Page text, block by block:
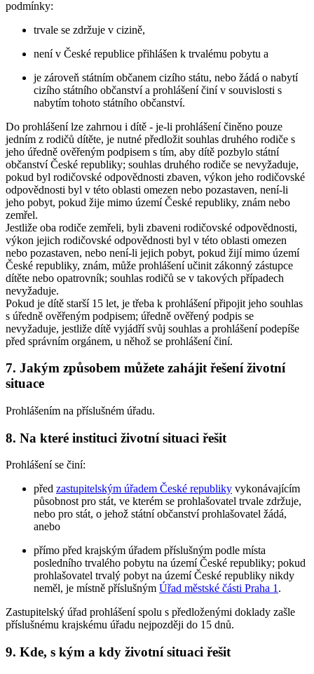
podmínky:
trvale se zdržuje v cizině,
není v České republice přihlášen k trvalému pobytu a
je zároveň státním občanem cizího státu, nebo žádá o nabytí
cizího státního občanství a prohlášení činí v souvislosti s
nabytím tohoto státního občanství.
Do prohlášení lze zahrnou i dítě - je-li prohlášení činěno pouze
jedním z rodičů dítěte, je nutné předložit souhlas druhého rodiče s
jeho úředně ověřeným podpisem s tím, aby dítě pozbylo státní
občanství České republiky; souhlas druhého rodiče se nevyžaduje,
pokud byl rodičovské odpovědnosti zbaven, výkon jeho rodičovské
odpovědnosti byl v této oblasti omezen nebo pozastaven, není-li
jeho pobyt, pokud žije mimo území České republiky, znám nebo
zemřel.
Jestliže oba rodiče zemřeli, byli zbaveni rodičovské odpovědnosti,
výkon jejich rodičovské odpovědnosti byl v této oblasti omezen
nebo pozastaven, nebo není-li jejich pobyt, pokud žijí mimo území
České republiky, znám, může prohlášení učinit zákonný zástupce
dítěte nebo opatrovník; souhlas rodičů se v takových případech
nevyžaduje.
Pokud je dítě starší 15 let, je třeba k prohlášení připojit jeho souhlas
s úředně ověřeným podpisem; úředně ověřený podpis se
nevyžaduje, jestliže dítě vyjádří svůj souhlas a prohlášení podepíše
před správním orgánem, u něhož se prohlášení činí.
7. Jakým způsobem můžete zahájit řešení životní
situace
Prohlášením na příslušném úřadu.
8. Na které instituci životní situaci řešit
Prohlášení se činí:
před zastupitelským úřadem České republiky vykonávajícím
působnost pro stát, ve kterém se prohlašovatel trvale zdržuje,
nebo pro stát, o jehož státní občanství prohlašovatel žádá,
anebo
přímo před krajským úřadem příslušným podle místa
posledního trvalého pobytu na území České republiky; pokud
prohlašovatel trvalý pobyt na území České republiky nikdy
neměl, je místně příslušným Úřad městské části Praha 1 .
Zastupitelský úřad prohlášení spolu s předloženými doklady zašle
příslušnému krajskému úřadu nejpozději do 15 dnů.
9. Kde, s kým a kdy životní situaci řešit